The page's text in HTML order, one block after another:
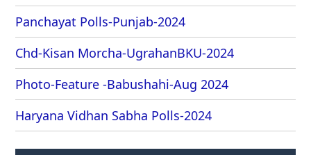
Panchayat Polls-Punjab-2024
Chd-Kisan Morcha-UgrahanBKU-2024
Photo-Feature -Babushahi-Aug 2024
Haryana Vidhan Sabha Polls-2024